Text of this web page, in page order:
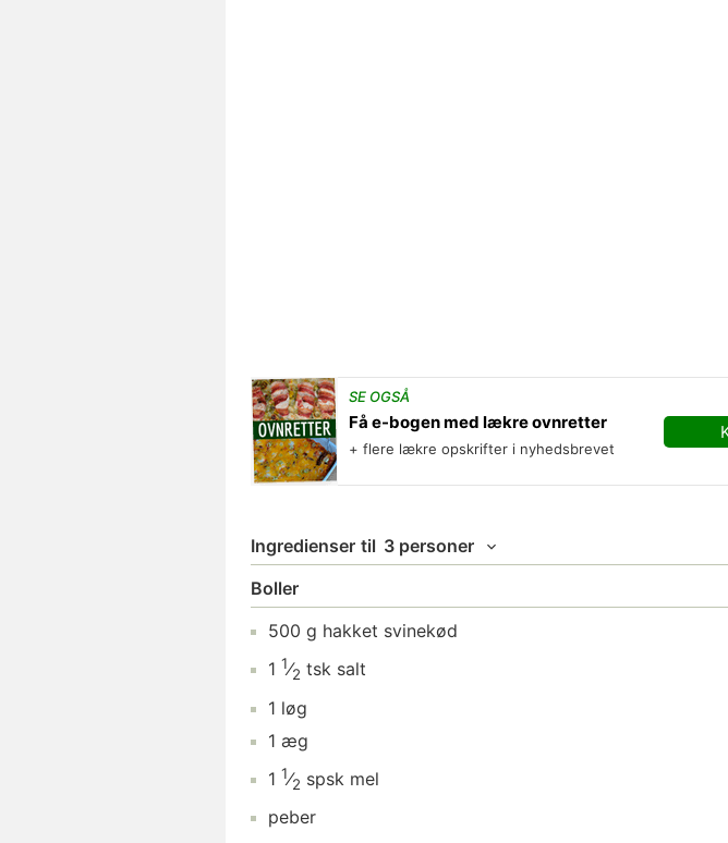
SE OGSÅ
Få e-bogen med lækre ovnretter
+ flere lækre opskrifter i nyhedsbrevet
Ingredienser til 3 personer
Boller
500 g hakket svinekød
1 1⁄2 tsk salt
1 løg
1 æg
1 1⁄2 spsk mel
peber